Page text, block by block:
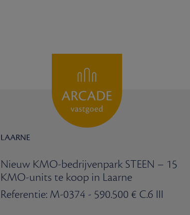
LAARNE
Nieuw KMO-bedrijvenpark STEEN – 15
KMO-units te koop in Laarne
Referentie: M-0374 - 590.500 € C.6 III